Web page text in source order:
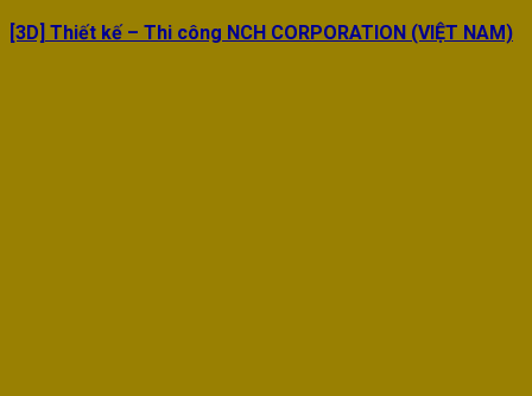
[3D] Thiết kế – Thi công NCH CORPORATION (VIỆT NAM)